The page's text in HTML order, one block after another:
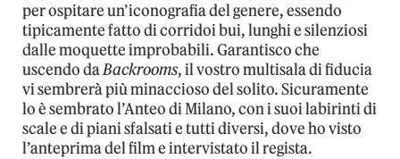
per ospitare un’iconografia del genere, essendo
tipicamente fatto di corridoi bui, lunghi e silenziosi
dalle moquette improbabili. Garantisco che
uscendo daBackrooms, il vostro multisala di fiducia
vi sembrerà più minaccioso del solito. Sicuramente
lo è sembrato l’Anteo di Milano, con i suoi labirinti di
scale e di piani sfalsati e tutti diversi, dove ho visto
l’anteprima del film e intervistato il regista.